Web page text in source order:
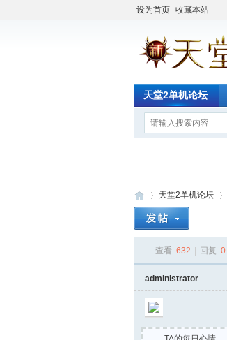
设为首页 收藏本站
天堂2单机论坛
天堂2单机论坛
›
查看: 632 回复: 0
administrator